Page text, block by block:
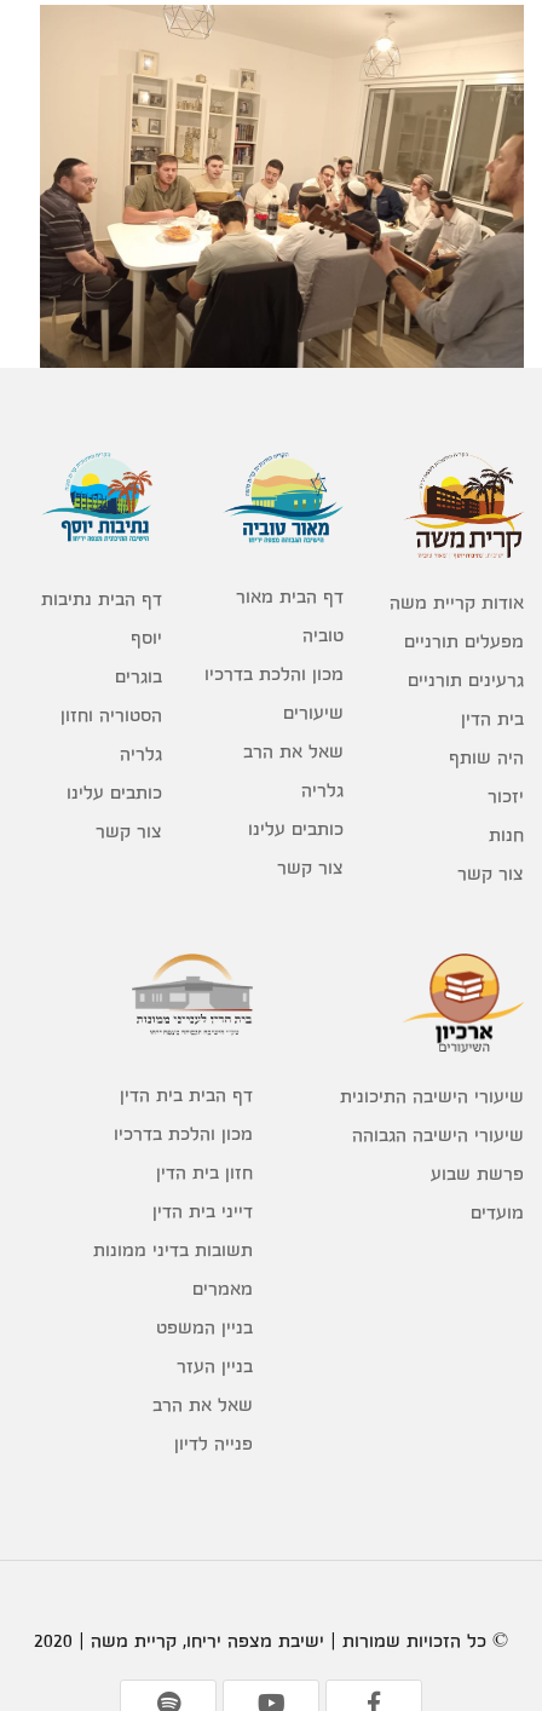
אודות קריית משה
מפעלים תורניים
גרעינים תורניים
בית הדין
היה שותף
יזכור
חנות
צור קשר
דף הבית מאור
טוביה
מכון והלכת בדרכיו
שיעורים
שאל את הרב
גלריה
כותבים עלינו
צור קשר
דף הבית נתיבות
יוסף
בוגרים
הסטוריה וחזון
גלריה
כותבים עלינו
צור קשר
שיעורי הישיבה התיכונית
שיעורי הישיבה הגבוהה
פרשת שבוע
מועדים
דף הבית בית הדין
מכון והלכת בדרכיו
חזון בית הדין
דייני בית הדין
תשובות בדיני ממונות
מאמרים
בניין המשפט
בניין העזר
שאל את הרב
פנייה לדיון
© כל הזכויות שמורות | ישיבת מצפה יריחו, קריית משה | 2020